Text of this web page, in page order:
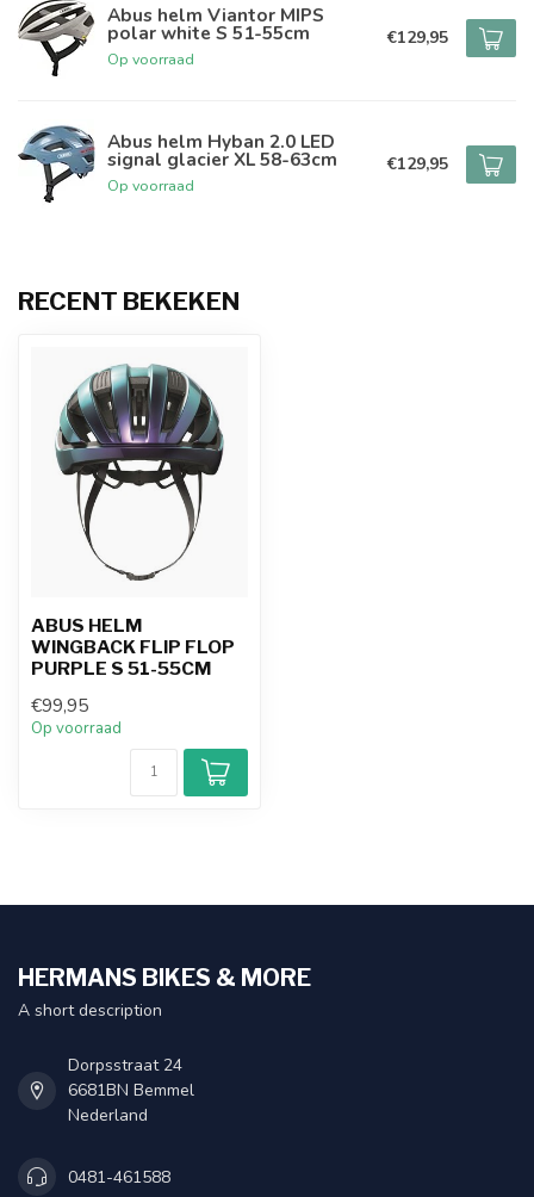
Abus helm Viantor MIPS
polar white S 51-55cm
Op voorraad
€129,95
Abus helm Hyban 2.0 LED
signal glacier XL 58-63cm
Op voorraad
€129,95
RECENT BEKEKEN
ABUS HELM
WINGBACK FLIP FLOP
PURPLE S 51-55CM
€99,95
Op voorraad
HERMANS BIKES & MORE
A short description
Dorpsstraat 24
6681BN Bemmel
Nederland
0481-461588